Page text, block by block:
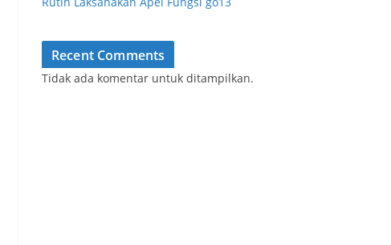
Recent Comments
Tidak ada komentar untuk ditampilkan.